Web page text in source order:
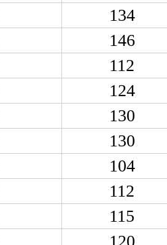
134
146
112
124
130
130
104
112
115
120